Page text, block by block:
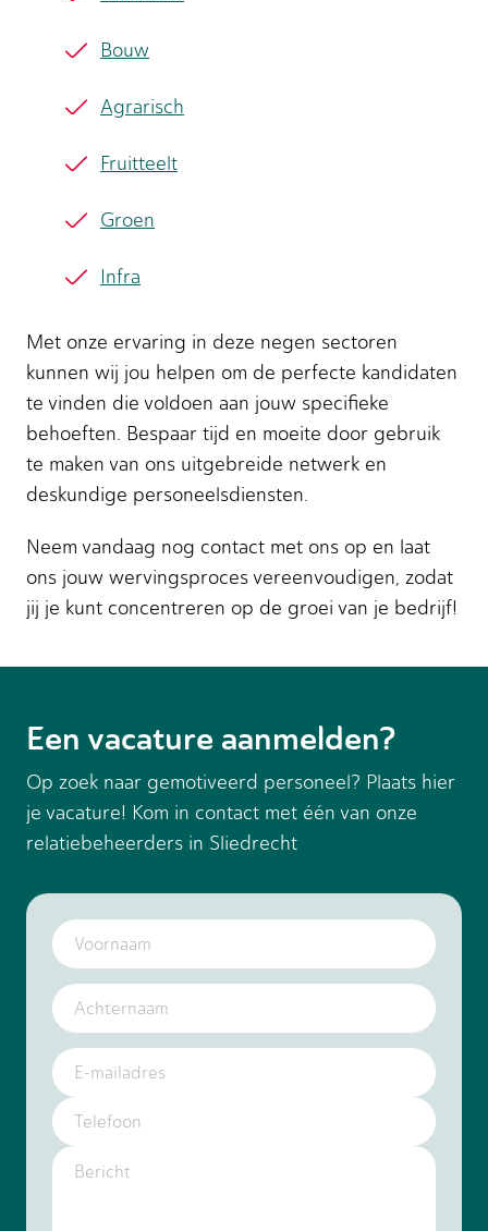
Bouw
Agrarisch
Fruitteelt
Groen
Infra
Met onze ervaring in deze negen sectoren
kunnen wij jou helpen om de perfecte kandidaten
te vinden die voldoen aan jouw specifieke
behoeften. Bespaar tijd en moeite door gebruik
te maken van ons uitgebreide netwerk en
deskundige personeelsdiensten.
Neem vandaag nog contact met ons op en laat
ons jouw wervingsproces vereenvoudigen, zodat
jij je kunt concentreren op de groei van je bedrijf!
Een vacature aanmelden?
Op zoek naar gemotiveerd personeel? Plaats hier
je vacature! Kom in contact met één van onze
relatiebeheerders in Sliedrecht